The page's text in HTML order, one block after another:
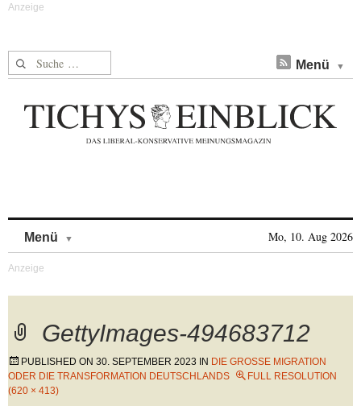
Suche nach: Menü
Menü Mo, 10. Aug 2026
GettyImages-494683712
PUBLISHED ON 30. SEPTEMBER 2023 IN DIE GROSSE MIGRATION O
DER DIE TRANSFORMATION DEUTSCHLANDS
FULL RESOLUTION
(620 × 413)